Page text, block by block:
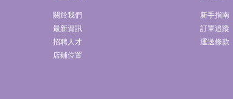
關於我們
最新資訊
招聘人才
店鋪位置
新手指南
訂單追蹤
運送條款